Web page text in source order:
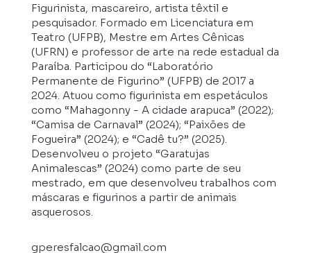
Figurinista, mascareiro, artista têxtil e
pesquisador. Formado em Licenciatura em
Teatro (UFPB), Mestre em Artes Cênicas
(UFRN) e professor de arte na rede estadual da
Paraíba. Participou do “Laboratório
Permanente de Figurino” (UFPB) de 2017 a
2024. Atuou como figurinista em espetáculos
como “Mahagonny - A cidade arapuca” (2022);
“Camisa de Carnaval” (2024); “Paixões de
Fogueira” (2024); e “Cadê tu?” (2025).
Desenvolveu o projeto “Garatujas
Animalescas” (2024) como parte de seu
mestrado, em que desenvolveu trabalhos com
máscaras e figurinos a partir de animais
asquerosos.
gperesfalcao@gmail.com